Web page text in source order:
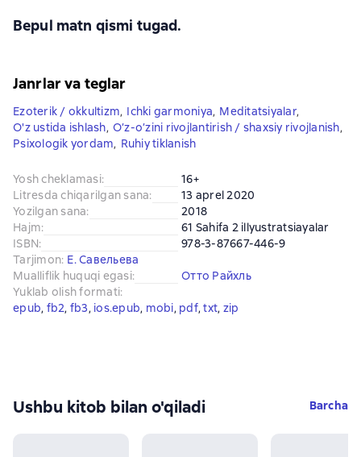
Bepul matn qismi tugad.
Janrlar va teglar
Ezoterik / okkultizm, Ichki garmoniya, Meditatsiyalar,
O'z ustida ishlash, O’z-o’zini rivojlantirish / shaxsiy rivojlanish,
Psixologik yordam, Ruhiy tiklanish
Yosh cheklamasi:
16+
Litresda chiqarilgan sana:
13 aprel 2020
Yozilgan sana:
2018
Hajm:
61 Sahifa 2 illyustratsiayalar
ISBN:
978-3-87667-446-9
Tarjimon: Е. Савельева
Mualliflik huquqi egasi:
Отто Райхль
Yuklab olish formati:
epub, fb2, fb3, ios.epub, mobi, pdf, txt, zip
Ushbu kitob bilan o'qiladi Barcha